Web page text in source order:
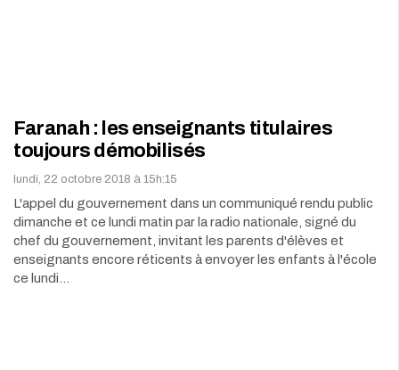
Faranah : les enseignants titulaires
toujours démobilisés
lundi, 22 octobre 2018 à 15h:15
L'appel du gouvernement dans un communiqué rendu public
dimanche et ce lundi matin par la radio nationale, signé du
chef du gouvernement, invitant les parents d'élèves et
enseignants encore réticents à envoyer les enfants à l'école
ce lundi…